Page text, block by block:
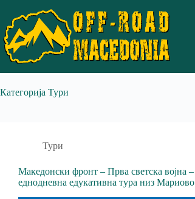
Категорија Тури
Тури
Македонски фронт – Прва светска војна –
еднодневна едукативна тура низ Мариово